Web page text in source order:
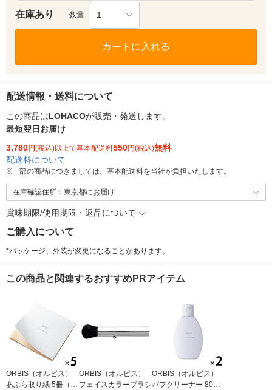
在庫あり 数量 1
カートに入れる
配送情報・送料について
この商品はLOHACOが販売・発送します。
最短翌日お届け
3,780円(税込)以上で基本配送料550円(税込)無料
配送料について
※一部の商品につきましては、基本配送料を当社が負担いたします。
在庫確認住所：東京都にお届け
賞味期限/使用期限・返品について
ご購入について
*パッケージ、外装が変更になることがあります。
この商品と関連するおすすめPRアイテム
ORBIS（オルビス）
あぶら取り紙 5冊（30
ORBIS（オルビス）
フェイスカラーブラシ
ORBIS（オルビス）
パフクリーナー 80mL